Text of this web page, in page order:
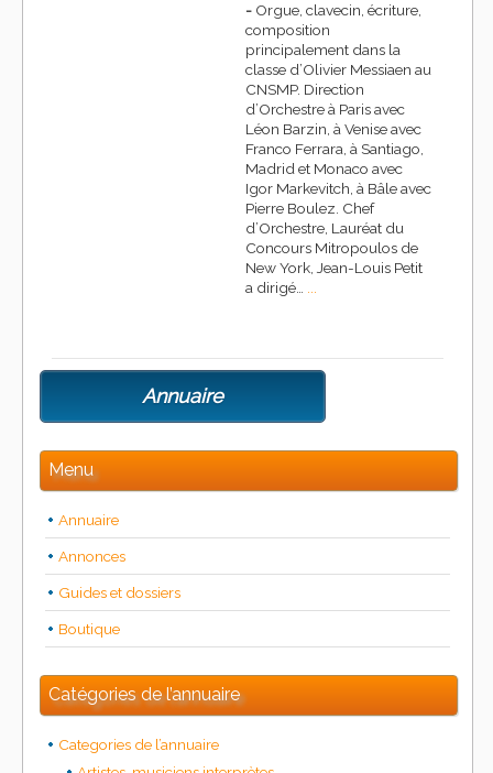
- Orgue, clavecin, écriture,
composition
principalement dans la
classe d’Olivier Messiaen au
CNSMP. Direction
d’Orchestre à Paris avec
Léon Barzin, à Venise avec
Franco Ferrara, à Santiago,
Madrid et Monaco avec
Igor Markevitch, à Bâle avec
Pierre Boulez. Chef
d’Orchestre, Lauréat du
Concours Mitropoulos de
New York, Jean-Louis Petit
a dirigé… ...
Annuaire
Menu
Annuaire
Annonces
Guides et dossiers
Boutique
Catégories de l’annuaire
Categories de l’annuaire